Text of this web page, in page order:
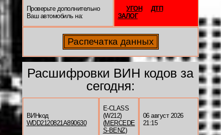
Проверьте дополнительно
Ваш автомобиль на:
УГОН
ДТП
ЗАЛОГ
Расшифровки ВИН кодов за
сегодня:
ВИНкод
WDD2120821A890630
E-CLASS
(W212)
(MERCEDE
S-BENZ)
06 август 2026
21:15